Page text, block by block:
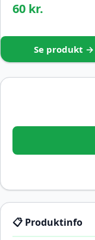
60 kr.
Se produkt →
📋 Produktinfo